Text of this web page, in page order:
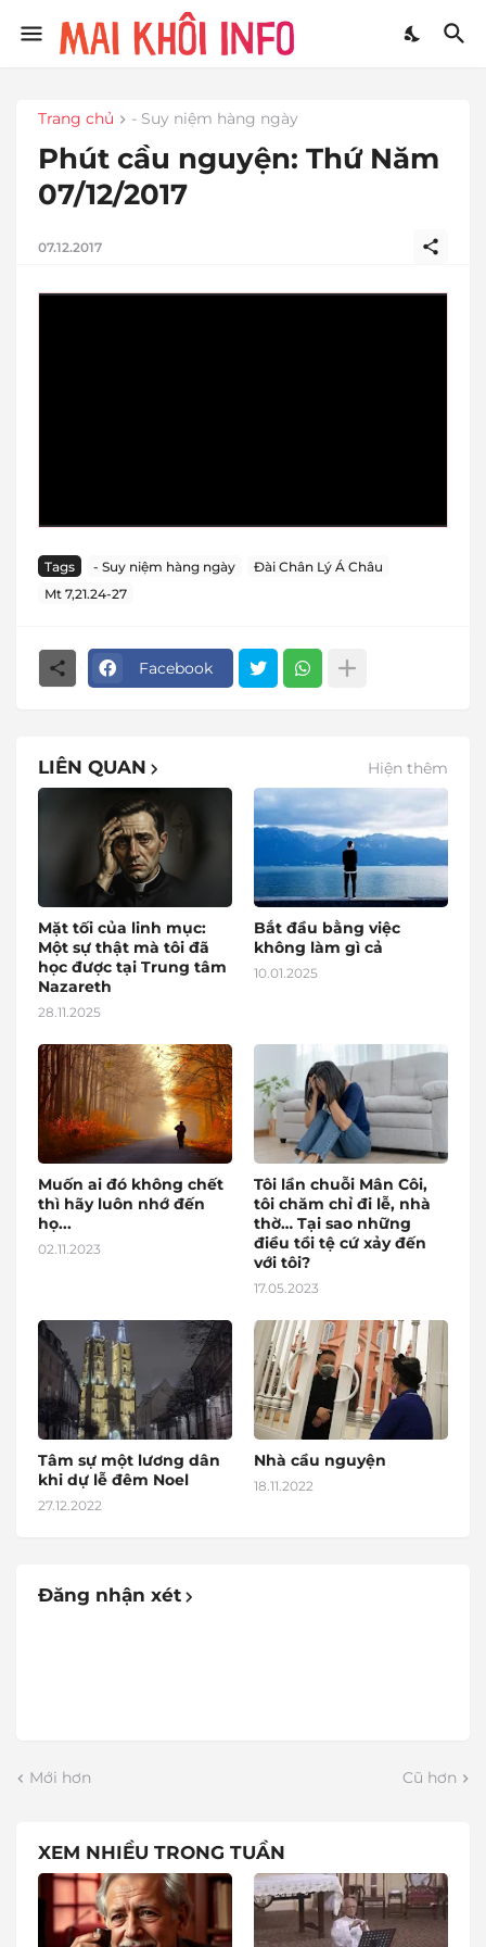
Trang chủ - Suy niệm hàng ngày
Phút cầu nguyện: Thứ Năm
07/12/2017
07.12.2017
Tags - Suy niệm hàng ngày
Đài Chân Lý Á Châu
Mt 7,21.24-27
Facebook
LIÊN QUAN Hiện thêm
Mặt tối của linh mục:
Một sự thật mà tôi đã
học được tại Trung tâm
Nazareth
28.11.2025
Bắt đầu bằng việc
không làm gì cả
10.01.2025
Muốn ai đó không chết
thì hãy luôn nhớ đến
họ...
02.11.2023
Tôi lần chuỗi Mân Côi,
tôi chăm chỉ đi lễ, nhà
thờ… Tại sao những
điều tồi tệ cứ xảy đến
với tôi?
17.05.2023
Tâm sự một lương dân
khi dự lễ đêm Noel
27.12.2022
Nhà cầu nguyện
18.11.2022
Đăng nhận xét
Mới hơn Cũ hơn
XEM NHIỀU TRONG TUẦN